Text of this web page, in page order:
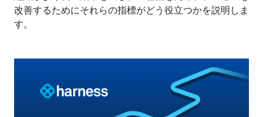
改善するためにそれらの指標がどう役立つかを説明しま
す。